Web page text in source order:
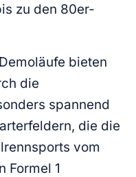
zu den 80er-
bieten
die
spannend
die die
vom
Formel 1